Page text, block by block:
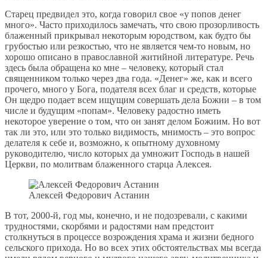
Старец предвидел это, когда говорил свое «у попов денег
много». Часто приходилось замечать, что свою прозорливость
блаженный прикрывал некоторым юродством, как будто бы
грубостью или резкостью, что не является чем-то новым, но
хорошо описано в православной житийной литературе. Речь
здесь была обращена ко мне – человеку, который стал
священником только через два года. «Денег» же, как и всего
прочего, много у Бога, подателя всех благ и средств, которые
Он щедро подает всем ищущим совершать дела Божии – в том
числе и будущим «попам». Человеку радостно иметь
некоторое уверение о том, что он занят делом Божиим. Но вот
так ли это, или это только видимость, мнимость – это вопрос
делателя к себе и, возможно, к опытному духовному
руководителю, число которых да умножит Господь в нашей
Церкви, по молитвам блаженного старца Алексея.
Алексей Федорович Астанин
В тот, 2000-й, год мы, конечно, и не подозревали, с какими
трудностями, скорбями и радостями нам предстоит
столкнуться в процессе возрождения храма и жизни бедного
сельского прихода. Но во всех этих обстоятельствах мы всегда